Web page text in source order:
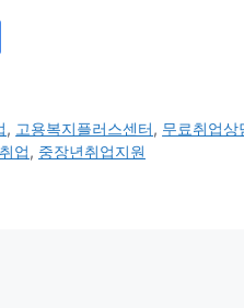
, 고용복지플러스센터, 무료취업상
업, 중장년취업지원